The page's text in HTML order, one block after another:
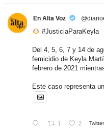
En Alta Voz
#JusticiaParaKeyla
Del 4, 5, 6, 7 y 14 de
femicidio de Keyla
febrero de 2021
Este caso representa
1 2 Twitter